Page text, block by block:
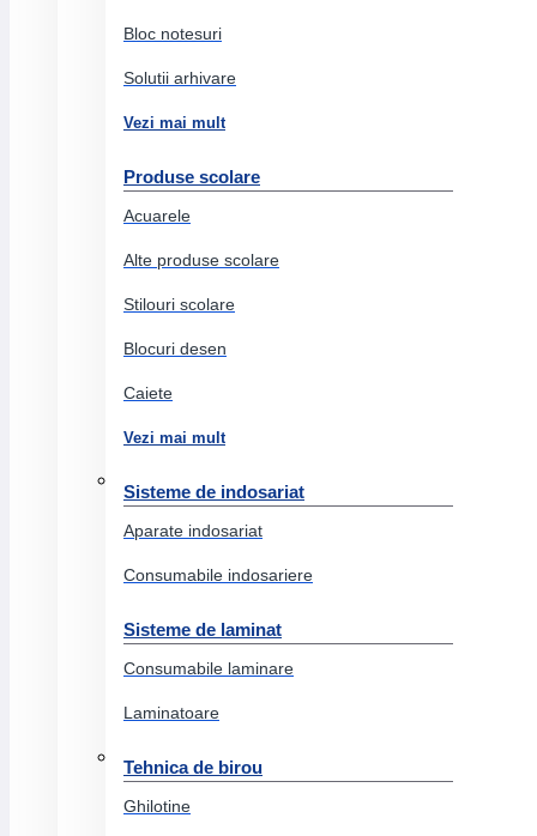
Bloc notesuri
Solutii arhivare
Vezi mai mult
Produse scolare
Acuarele
Alte produse scolare
Stilouri scolare
Blocuri desen
Caiete
Vezi mai mult
Sisteme de indosariat
Aparate indosariat
Consumabile indosariere
Sisteme de laminat
Consumabile laminare
Laminatoare
Tehnica de birou
Ghilotine
Indigo
Cosuri birou
Cuttere
Tavite documente
Lipiciuri